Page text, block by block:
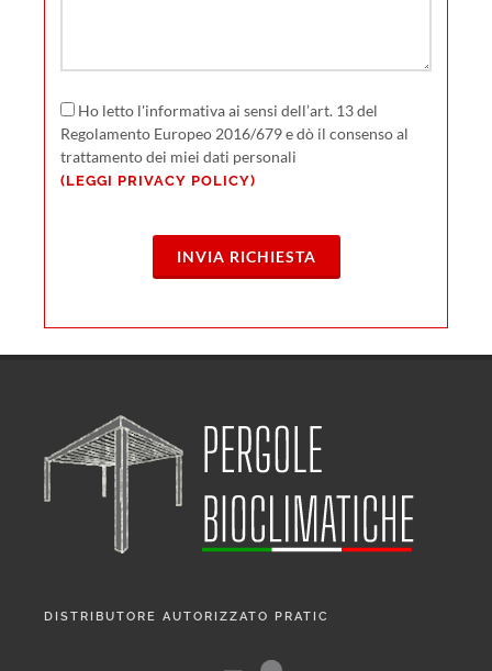
Ho letto l'informativa ai sensi dell’art. 13 del
Regolamento Europeo 2016/679 e dò il consenso al
trattamento dei miei dati personali
(LEGGI PRIVACY POLICY)
INVIA RICHIESTA
DISTRIBUTORE AUTORIZZATO PRATIC